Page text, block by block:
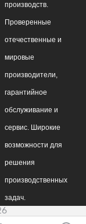
производств.
Проверенные
отечественные и
мировые
производители,
гарантийное
обслуживание и
сервис. Широкие
возможности для
решения
производственных
задач.